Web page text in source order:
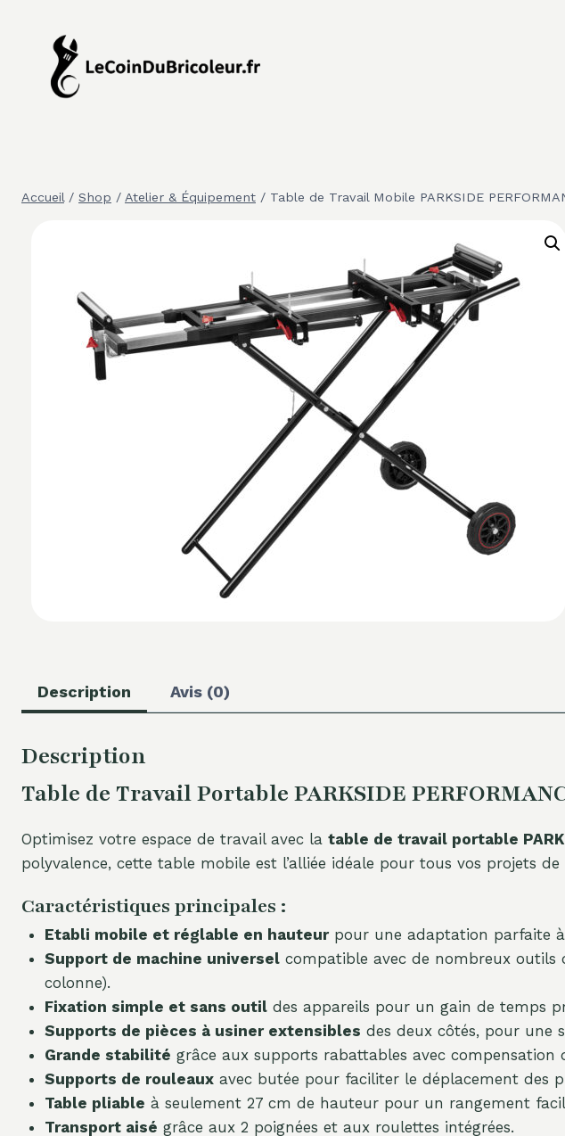
contenu
Accueil / Shop / Atelier & Équipement / Table de Travail Mobile PARKSIDE
Description Avis (0)
Description
Table de Travail Portable PARKSIDE
Optimisez votre espace de travail avec la table de travail portable
polyvalence, cette table mobile est l’alliée idéale pour tous vos projets
Caractéristiques principales :
Etabli mobile et réglable en hauteurpour une adaptation parfaite
Support de machine universelcompatible avec de nombreux outils
colonne).
Fixation simple et sans outildes appareils pour un gain de temps
Supports de pièces à usiner extensibles des deux côtés, pour une
Grande stabilité grâce aux supports rabattables avec compensation
Supports de rouleauxavec butée pour faciliter le déplacement des
Table pliable à seulement 27 cm de hauteur pour un rangement
Transport aisé grâce aux 2 poignées et aux roulettes intégrées.